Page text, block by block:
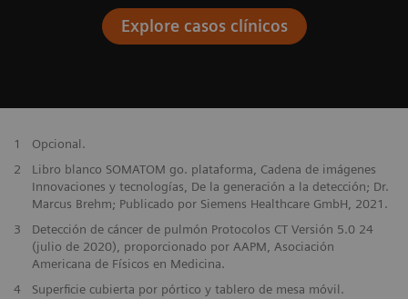
Explore casos clínicos
1
Opcional.
2
Libro blanco SOMATOM go. plataforma, Cadena de imágenes
Innovaciones y tecnologías, De la generación a la detección; Dr.
Marcus Brehm; Publicado por Siemens Healthcare GmbH, 2021.
3
Detección de cáncer de pulmón Protocolos CT Versión 5.0 24
(julio de 2020), proporcionado por AAPM, Asociación
Americana de Físicos en Medicina.
4
Superficie cubierta por pórtico y tablero de mesa móvil.